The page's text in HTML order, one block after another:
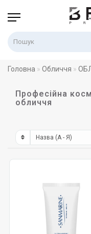
Головна Обличчя
Професійна
обличчя